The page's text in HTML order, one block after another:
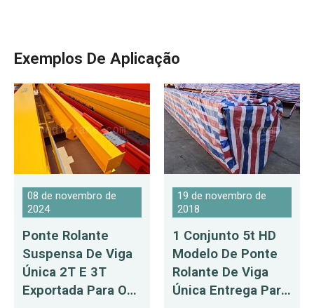
Exemplos De Aplicação
08 de novembro de
2024
Ponte Rolante
Suspensa De Viga
Única 2T E 3T
Exportada Para O
19 de novembro de
2018
1 Conjunto 5t HD
Modelo De Ponte
Rolante De Viga
Única Entrega Para